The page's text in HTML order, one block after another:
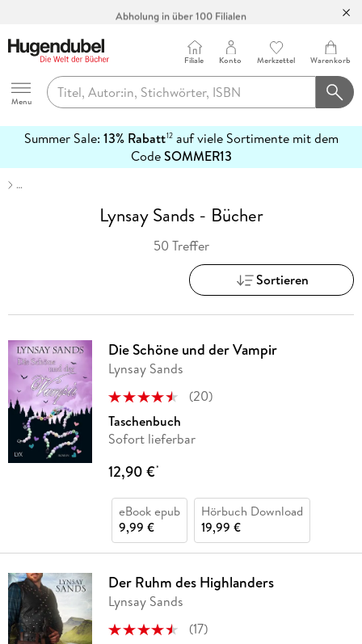
Abholung in über 100 Filialen
Hugendubel
Menu
Filiale Konto Merkzettel Warenkorb
Summer Sale: 13% Rabatt12auf viele Sortimente mit dem
CodeSOMMER13
erfahren
…
Lynsay Sands - Bücher
50 Treffer
Sortieren
Die Schöne und der Vampir
Lynsay Sands
(20)
Taschenbuch
Sofort lieferbar
12,90 €*
eBook epub
9,99 €
Hörbuch Download
19,99 €
Der Ruhm des Highlanders
Lynsay Sands
(17)